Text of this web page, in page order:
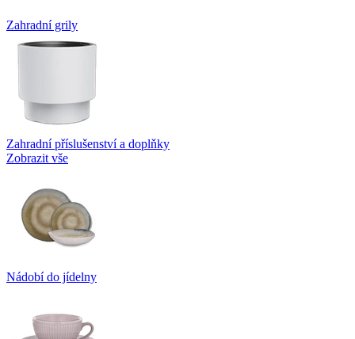
Zahradní grily
Zahradní příslušenství a doplňky
Zobrazit vše
Nádobí do jídelny